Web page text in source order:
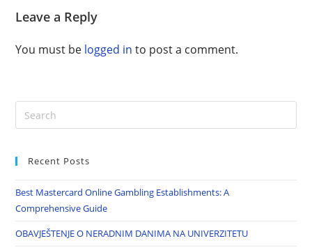
Leave a Reply
You must be logged in to post a comment.
Recent Posts
Best Mastercard Online Gambling Establishments: A
Comprehensive Guide
OBAVJEŠTENJE O NERADNIM DANIMA NA UNIVERZITETU